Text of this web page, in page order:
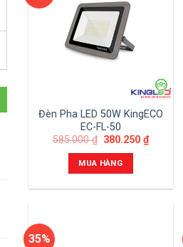
Đèn Pha LED 50W KingECO
EC-FL-50
585.000₫ 380.250 ₫
MUA HÀNG
35%